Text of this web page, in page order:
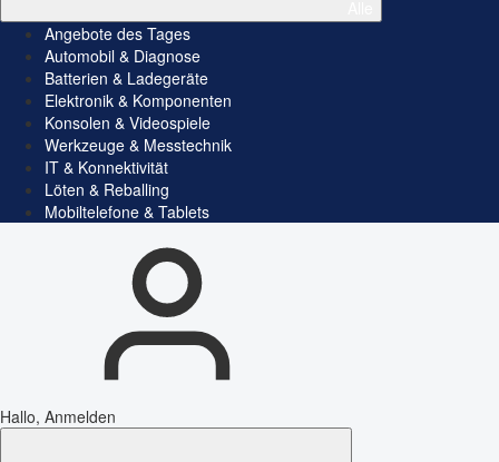
Angebote des Tages
Automobil & Diagnose
Batterien & Ladegeräte
Elektronik & Komponenten
Konsolen & Videospiele
Werkzeuge & Messtechnik
IT & Konnektivität
Löten & Reballing
Mobiltelefone & Tablets
Hallo, Anmelden